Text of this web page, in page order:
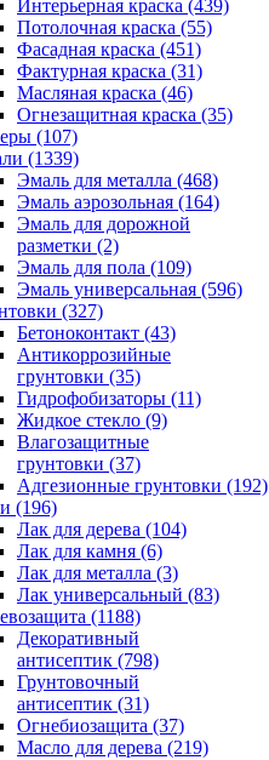
Интерьерная краска (439)
Потолочная краска (55)
Фасадная краска (451)
Фактурная краска (31)
Масляная краска (46)
Огнезащитная краска (35)
(107)
(1339)
Эмаль для металла (468)
Эмаль аэрозольная (164)
Эмаль для дорожной
разметки (2)
Эмаль для пола (109)
Эмаль универсальная (596)
(327)
Бетоноконтакт (43)
Антикоррозийные
грунтовки (35)
Гидрофобизаторы (11)
Жидкое стекло (9)
Влагозащитные
грунтовки (37)
Адгезионные грунтовки (192)
(196)
Лак для дерева (104)
Лак для камня (6)
Лак для металла (3)
Лак универсальный (83)
(1188)
Декоративный
антисептик (798)
Грунтовочный
антисептик (31)
Огнебиозащита (37)
Масло для дерева (219)